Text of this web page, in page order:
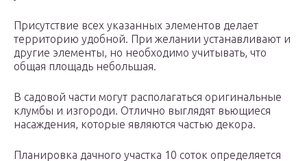
Присутствие всех указанных элементов делает
территорию удобной. При желании устанавливают и
другие элементы, но необходимо учитывать, что
общая площадь небольшая.
В садовой части могут располагаться оригинальные
клумбы и изгороди. Отлично выглядят вьющиеся
насаждения, которые являются частью декора.
Планировка дачного участка 10 соток определяется